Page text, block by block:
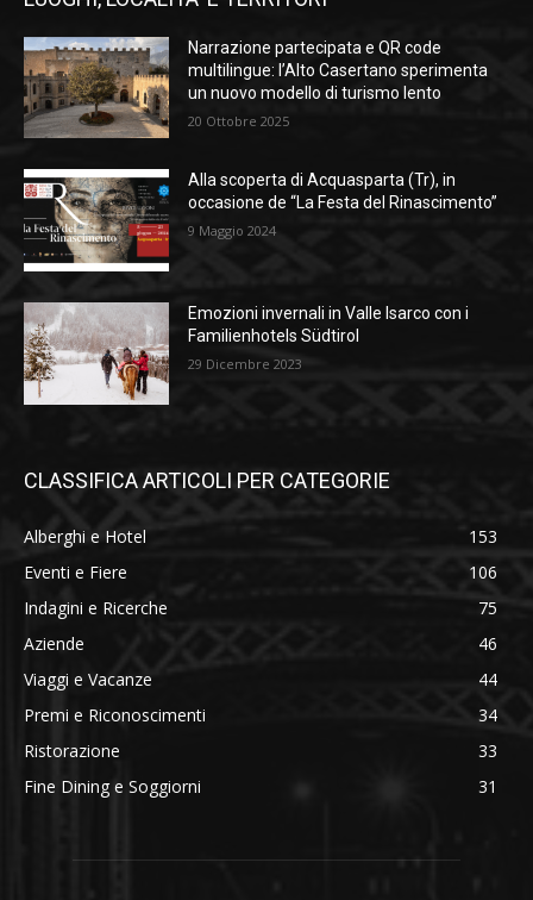
Narrazione partecipata e QR code
multilingue: l’Alto Casertano sperimenta
un nuovo modello di turismo lento
20 Ottobre 2025
Alla scoperta di Acquasparta (Tr), in
occasione de “La Festa del Rinascimento”
9 Maggio 2024
Emozioni invernali in Valle Isarco con i
Familienhotels Südtirol
29 Dicembre 2023
CLASSIFICA ARTICOLI PER CATEGORIE
Alberghi e Hotel
153
Eventi e Fiere
106
Indagini e Ricerche
75
Aziende
46
Viaggi e Vacanze
44
Premi e Riconoscimenti
34
Ristorazione
33
Fine Dining e Soggiorni
31